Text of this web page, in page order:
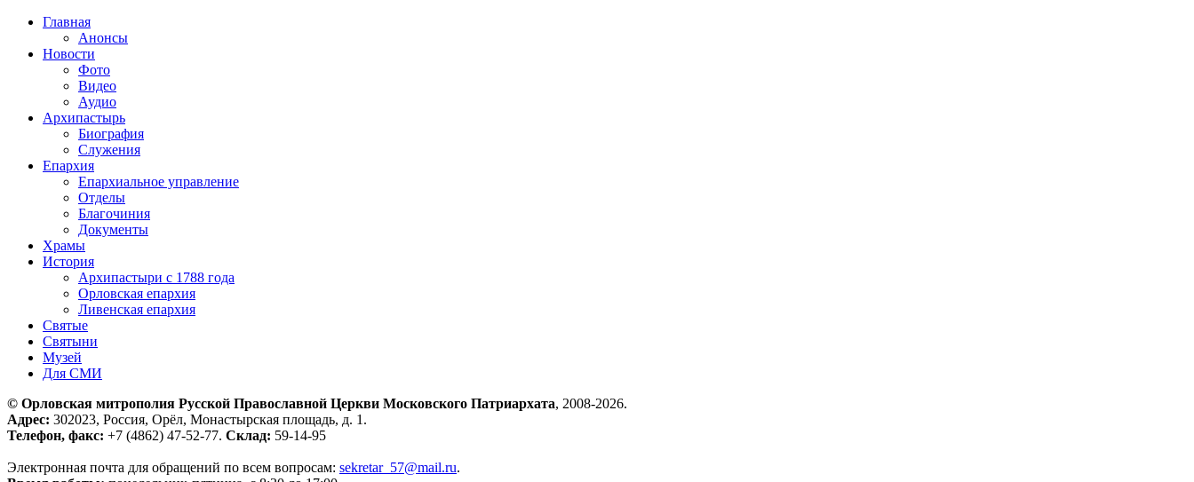
Главная
Анонсы
Новости
Фото
Видео
Аудио
Архипастырь
Биография
Служения
Епархия
Епархиальное управление
Отделы
Благочиния
Документы
Храмы
История
Архипастыри с 1788 года
Орловская епархия
Ливенская епархия
Святые
Святыни
Музей
Для СМИ
© Орловская митрополия Русской Православной Церкви Московского Патриархата, 2008-2026.
Адрес: 302023, Россия, Орёл, Монастырская площадь, д. 1.
Телефон, факс: +7 (4862) 47-52-77. Склад: 59-14-95
Электронная почта для обращений по всем вопросам: sekretar_57@mail.ru.